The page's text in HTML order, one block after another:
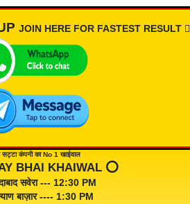
JOIN HERE FOR FASTEST RESULT
सट्टा कंपनी का No 1 खाईवाल
BHAI KHAIWAL ⭕️
सवेरा --- 12:30 PM
बाज़ार ---- 1:30 PM